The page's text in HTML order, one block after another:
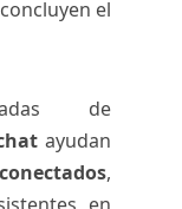
el
de
ayudan
,